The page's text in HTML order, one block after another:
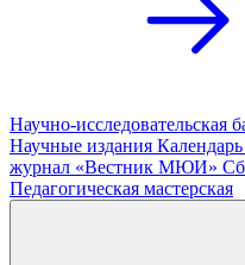
Научно-исследовательская
Научные издания
журнал «Вестник МЮИ»
Педагогическая мастерская